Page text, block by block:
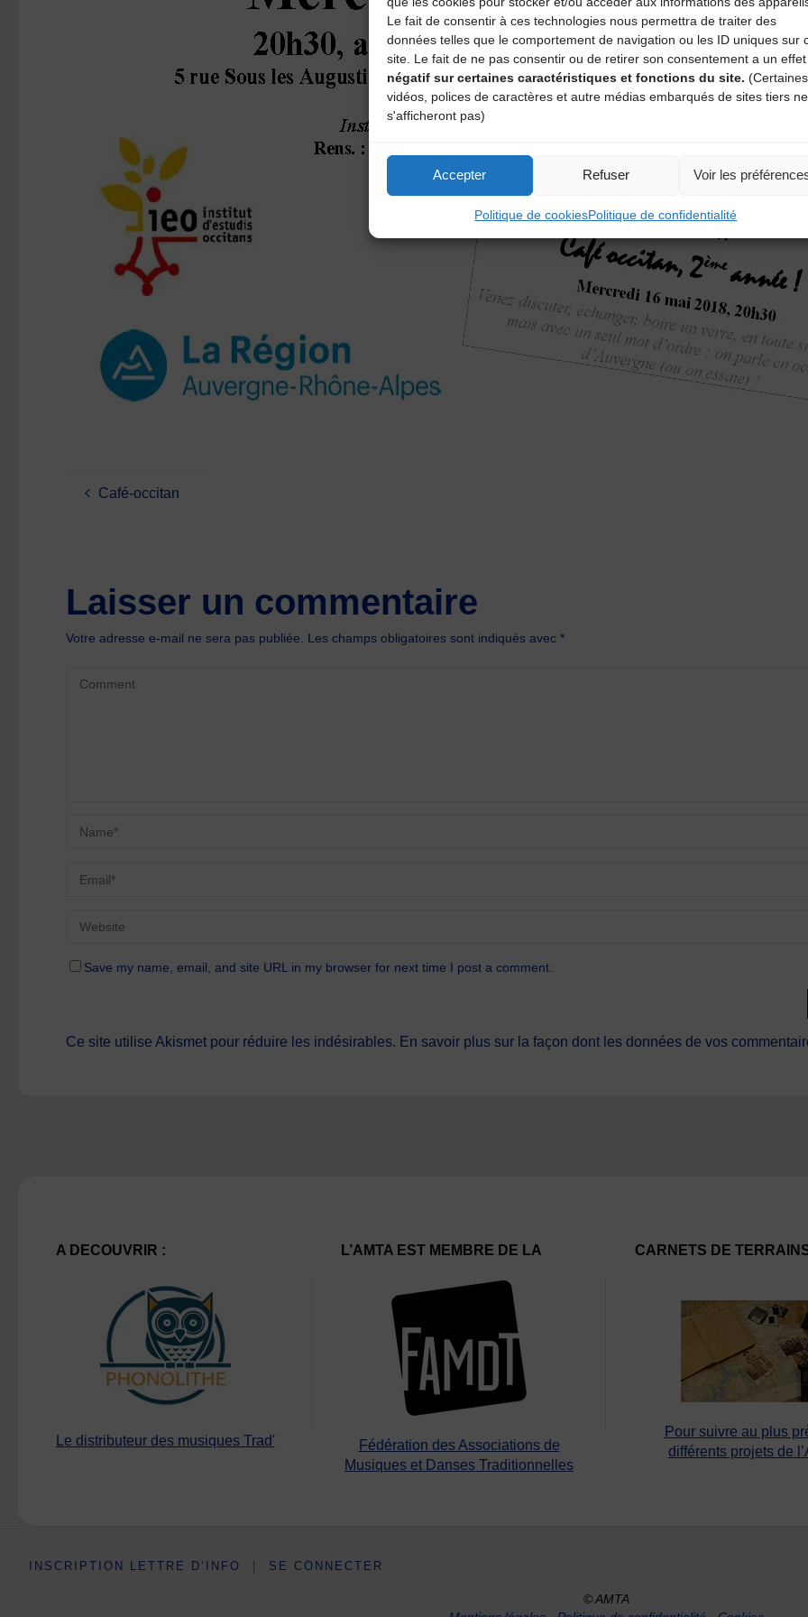
Le fait de consentir à ces technologies nous permettra de traiter des
données telles que le comportement de navigation ou les ID uniques sur
site. Le fait de ne pas consentir ou de retirer son consentement a un effet
négatif sur certaines caractéristiques et fonctions du site. (Certaines
vidéos, polices de caractères et autre médias embarqués de sites tiers ne
s'afficheront pas)
Accepter Refuser Voir les
Politique de cookiesPolitique de confidentialité
Café-occitan
Laisser un commentaire
Votre adresse e-mail ne sera pas publiée. Les champs obligatoires sont indiqués avec*
Save my name, email, and site URL in my browser for next time I post a comment.
Ce site utilise Akismet pour réduire les indésirables. En savoir plus sur la façon dont les données de vos
A DECOUVRIR :
Le distributeur des musiques Trad'
L’AMTA EST MEMBRE DE LA
Fédération des Associations de
Musiques et Danses Traditionnelles
CARNETS DE
Pour suivre au plus
différents projets de
INSCRIPTION LETTRE D’INFO | SE CONNECTER
© AMTA